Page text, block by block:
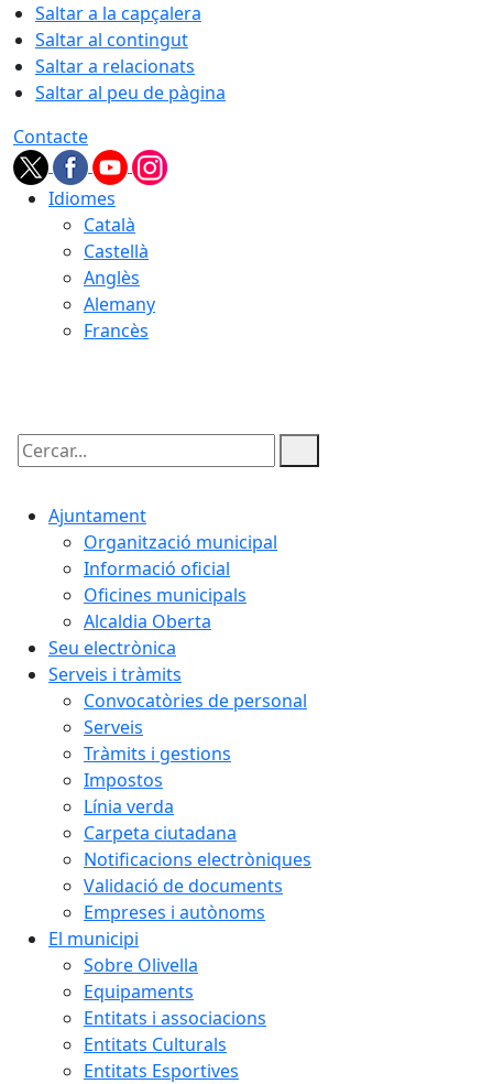
Saltar a la capçalera
Saltar al contingut
Saltar a relacionats
Saltar al peu de pàgina
Contacte
Idiomes
Català
Castellà
Anglès
Alemany
Francès
Cercar:
Ajuntament
Organització municipal
Informació oficial
Oficines municipals
Alcaldia Oberta
Seu electrònica
Serveis i tràmits
Convocatòries de personal
Serveis
Tràmits i gestions
Impostos
Línia verda
Carpeta ciutadana
Notificacions electròniques
Validació de documents
Empreses i autònoms
El municipi
Sobre Olivella
Equipaments
Entitats i associacions
Entitats Culturals
Entitats Esportives